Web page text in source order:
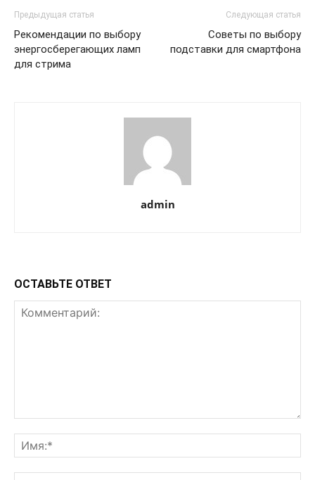
Предыдущая статья
Рекомендации по выбору
энергосберегающих ламп
для стрима
Следующая статья
Советы по выбору
подставки для смартфона
admin
ОСТАВЬТЕ ОТВЕТ